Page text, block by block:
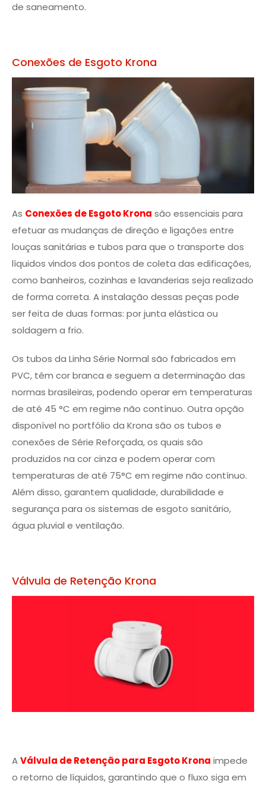
de saneamento.
Conexões de Esgoto Krona
As Conexões de Esgoto Krona são essenciais para
efetuar as mudanças de direção e ligações entre
louças sanitárias e tubos para que o transporte dos
líquidos vindos dos pontos de coleta das edificações,
como banheiros, cozinhas e lavanderias seja realizado
de forma correta. A instalação dessas peças pode
ser feita de duas formas: por junta elástica ou
soldagem a frio.
Os tubos da Linha Série Normal são fabricados em
PVC, têm cor branca e seguem a determinação das
normas brasileiras, podendo operar em temperaturas
de até 45 °C em regime não contínuo. Outra opção
disponível no portfólio da Krona são os tubos e
conexões de Série Reforçada, os quais são
produzidos na cor cinza e podem operar com
temperaturas de até 75°C em regime não contínuo.
Além disso, garantem qualidade, durabilidade e
segurança para os sistemas de esgoto sanitário,
água pluvial e ventilação.
Válvula de Retenção Krona
AVálvula de Retenção para Esgoto Krona impede
o retorno de líquidos, garantindo que o fluxo siga em